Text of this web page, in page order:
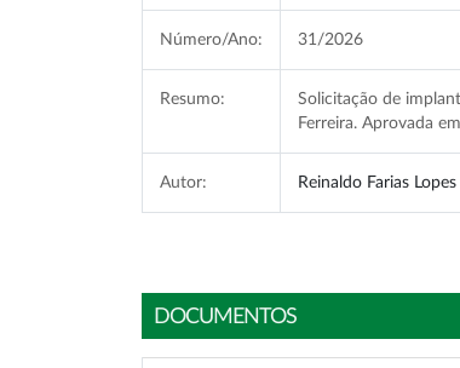
Número/Ano: 31/2026
Resumo:
Solicitação de
Ferreira. Aprovada
Autor: Reinaldo Farias
DOCUMENTOS